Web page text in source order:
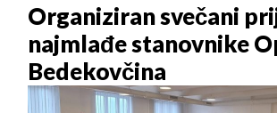
Organiziran svečani
najmlađe stanovnike
Bedekovčina